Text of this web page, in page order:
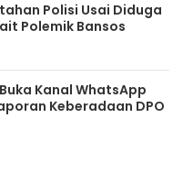
Polisi Usai Diduga
Polemik Bansos
Kanal WhatsApp
Keberadaan DPO